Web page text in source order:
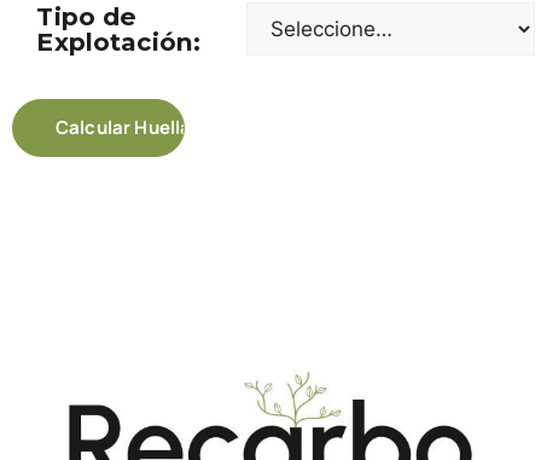
Tipo de
Explotación: